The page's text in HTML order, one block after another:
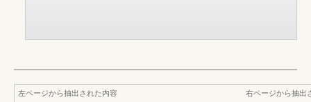
左ページから抽出された内容
右ページから抽出